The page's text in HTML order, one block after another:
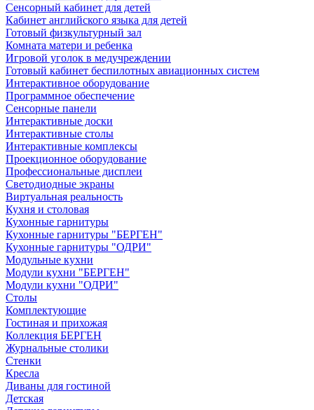
Сенсорный кабинет для детей
Кабинет английского языка для детей
Готовый физкультурный зал
Комната матери и ребенка
Игровой уголок в медучреждении
Готовый кабинет беспилотных авиационных систем
Интерактивное оборудование
Программное обеспечение
Сенсорные панели
Интерактивные доски
Интерактивные столы
Интерактивные комплексы
Проекционное оборудование
Профессиональные дисплеи
Светодиодные экраны
Виртуальная реальность
Кухня и столовая
Кухонные гарнитуры
Кухонные гарнитуры "БЕРГЕН"
Кухонные гарнитуры "ОДРИ"
Модульные кухни
Модули кухни "БЕРГЕН"
Модули кухни "ОДРИ"
Столы
Комплектующие
Гостиная и прихожая
Коллекция БЕРГЕН
Журнальные столики
Стенки
Кресла
Диваны для гостиной
Детская